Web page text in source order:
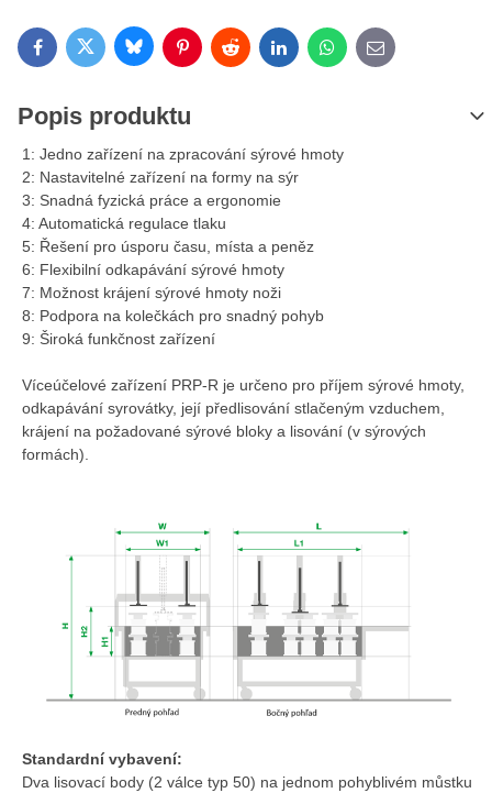
FacebookTwitterBlueskyPinterestRedditLinkedInWhatsApp
E-mail
Popis produktu
1: Jedno zařízení na zpracování sýrové hmoty
2: Nastavitelné zařízení na formy na sýr
3: Snadná fyzická práce a ergonomie
4: Automatická regulace tlaku
5: Řešení pro úsporu času, místa a peněz
6: Flexibilní odkapávání sýrové hmoty
7: Možnost krájení sýrové hmoty noži
8: Podpora na kolečkách pro snadný pohyb
9: Široká funkčnost zařízení
Víceúčelové zařízení PRP-R je určeno pro příjem sýrové hmoty,
odkapávání syrovátky, její předlisování stlačeným vzduchem,
krájení na požadované sýrové bloky a lisování (v sýrových
formách).
Standardní vybavení:
Dva lisovací body (2 válce typ 50) na jednom pohyblivém můstku